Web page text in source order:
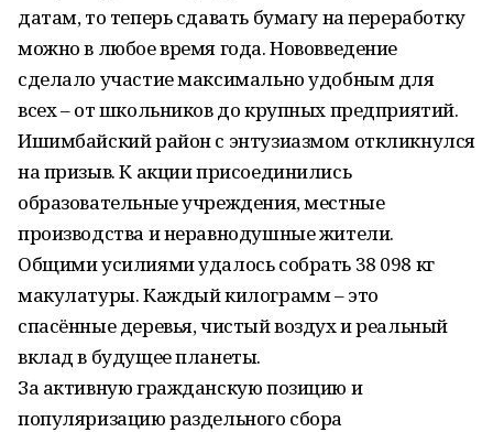
датам, то теперь сдавать бумагу на переработку
можно в любое время года. Нововведение
сделало участие максимально удобным для
всех – от школьников до крупных предприятий.
Ишимбайский район с энтузиазмом откликнулся
на призыв. К акции присоединились
образовательные учреждения, местные
производства и неравнодушные жители.
Общими усилиями удалось собрать 38 098 кг
макулатуры. Каждый килограмм – это
спасённые деревья, чистый воздух и реальный
вклад в будущее планеты.
За активную гражданскую позицию и
популяризацию раздельного сбора